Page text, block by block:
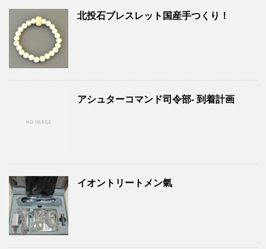
北投石ブレスレット国産手つくり！
アシュターコマンド司令部- 到着計画
イオントリートメン氣